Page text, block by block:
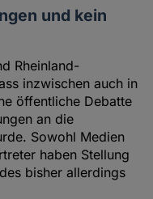
und kein
Rheinland-
inzwischen auch in
öffentliche Debatte
an die
Sowohl Medien
haben Stellung
bisher allerdings